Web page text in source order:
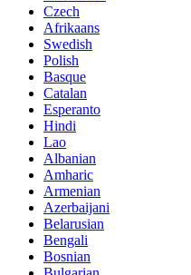
Czech
Afrikaans
Swedish
Polish
Basque
Catalan
Esperanto
Hindi
Lao
Albanian
Amharic
Armenian
Azerbaijani
Belarusian
Bengali
Bosnian